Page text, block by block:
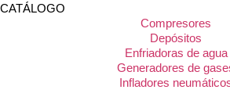
CATÁLOGO
Compresores
Depósitos
Enfriadoras de agua
Generadores de
Infladores